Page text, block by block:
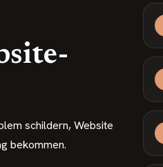
schildern, Website
bekommen.